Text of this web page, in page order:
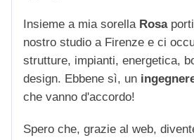
Insieme a mia sorella Rosa
nostro studio a Firenze e ci
strutture, impianti, energetica,
design. Ebbene sì, un
che vanno d'accordo!
Spero che, grazie al web,